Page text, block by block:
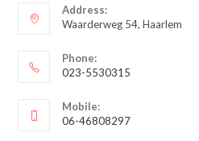
Address:
Waarderweg 54, Haarlem
Phone:
023-5530315
in
je
Mobile:
06-46808297